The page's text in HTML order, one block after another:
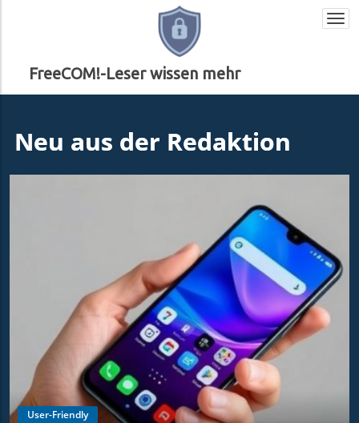
FreeCOM!-Leser wissen mehr
Neu aus der Redaktion
User-Friendly